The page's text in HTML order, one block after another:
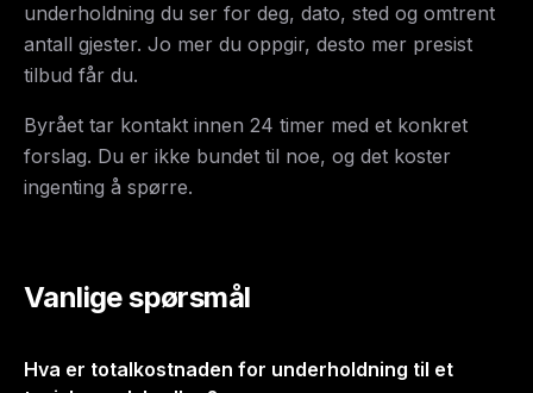
underholdning du ser for deg, dato, sted og omtrent
antall gjester. Jo mer du oppgir, desto mer presist
tilbud får du.
Byrået tar kontakt innen 24 timer med et konkret
forslag. Du er ikke bundet til noe, og det koster
ingenting å spørre.
Vanlige spørsmål
Hva er totalkostnaden for underholdning til et